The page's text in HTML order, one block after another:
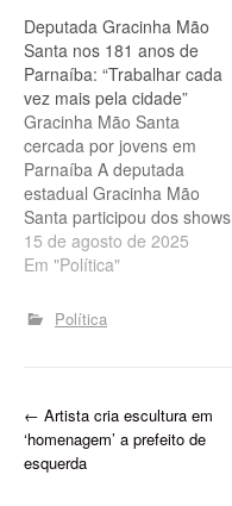
Deputada Gracinha Mão
Santa nos 181 anos de
Parnaíba: “Trabalhar cada
vez mais pela cidade”
Gracinha Mão Santa
cercada por jovens em
Parnaíba A deputada
estadual Gracinha Mão
Santa participou dos shows
no prolongamento da
Avenida São Sebastião
Parnaíba. Cercada por
jovens, ela afirmou que vai
oportunidades para todos
os parnaibanos". "É muito
bom ser recebida…
15 de agosto de 2025
Em "Política"
Política
P
o
← Artista cria escultura em
‘homenagem’ a prefeito de
esquerda